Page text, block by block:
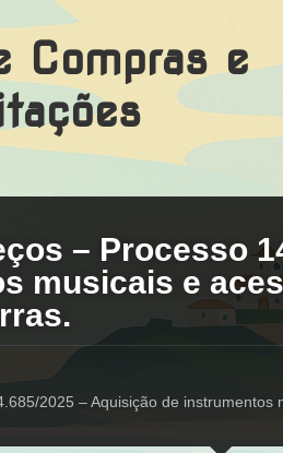
Compras e
– Processo
musicais e
2025 – Aquisição de